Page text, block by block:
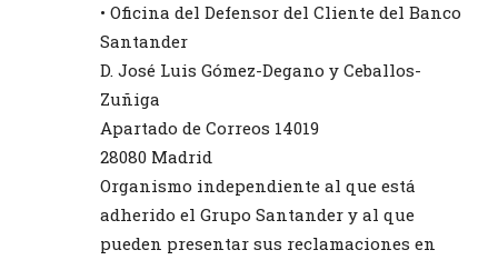
• Oficina del Defensor del Cliente del Banco
Santander
D. José Luis Gómez-Degano y Ceballos-
Zuñiga
Apartado de Correos 14019
28080 Madrid
Organismo independiente al que está
adherido el Grupo Santander y al que
pueden presentar sus reclamaciones en